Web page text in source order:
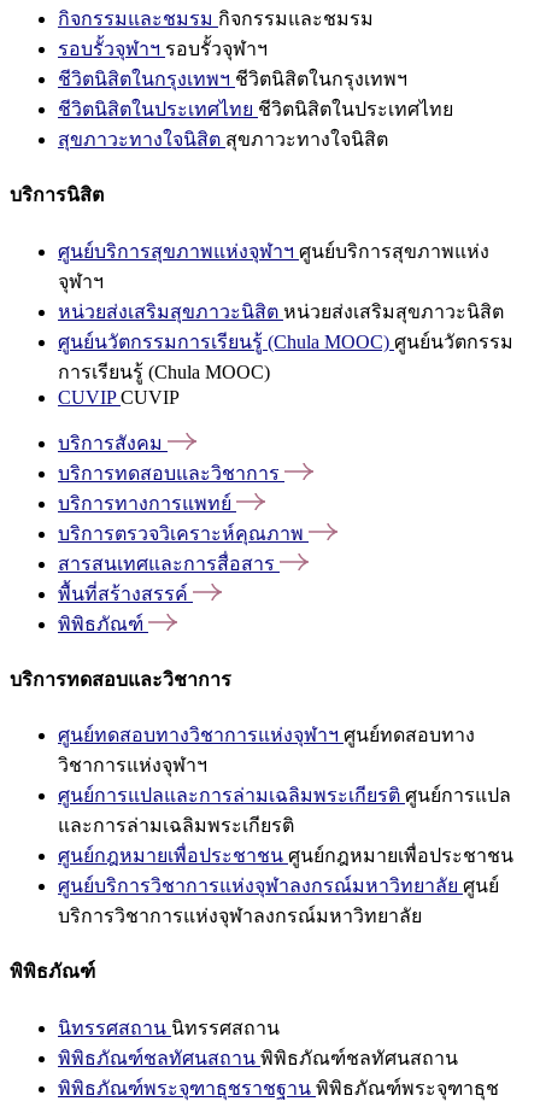
กิจกรรมและชมรม กิจกรรมและชมรม
รอบรั้วจุฬาฯ รอบรั้วจุฬาฯ
ชีวิตนิสิตในกรุงเทพฯ ชีวิตนิสิตในกรุงเทพฯ
ชีวิตนิสิตในประเทศไทย ชีวิตนิสิตในประเทศไทย
สุขภาวะทางใจนิสิต สุขภาวะทางใจนิสิต
บริการนิสิต
ศูนย์บริการสุขภาพแห่งจุฬาฯ ศูนย์บริการสุขภาพแห่ง
จุฬาฯ
หน่วยส่งเสริมสุขภาวะนิสิต หน่วยส่งเสริมสุขภาวะนิสิต
ศูนย์นวัตกรรมการเรียนรู้ (Chula MOOC) ศูนย์นวัตกรรม
การเรียนรู้ (Chula MOOC)
CUVIPCUVIP
บริการสังคม
บริการทดสอบและวิชาการ
บริการทางการแพทย์
บริการตรวจวิเคราะห์คุณภาพ
สารสนเทศและการสื่อสาร
พื้นที่สร้างสรรค์
พิพิธภัณฑ์
บริการทดสอบและวิชาการ
ศูนย์ทดสอบทางวิชาการแห่งจุฬาฯ ศูนย์ทดสอบทาง
วิชาการแห่งจุฬาฯ
ศูนย์การแปลและการล่ามเฉลิมพระเกียรติ ศูนย์การแปล
และการล่ามเฉลิมพระเกียรติ
ศูนย์กฎหมายเพื่อประชาชน ศูนย์กฎหมายเพื่อประชาชน
ศูนย์บริการวิชาการแห่งจุฬาลงกรณ์มหาวิทยาลัย ศูนย์
บริการวิชาการแห่งจุฬาลงกรณ์มหาวิทยาลัย
พิพิธภัณฑ์
นิทรรศสถาน นิทรรศสถาน
พิพิธภัณฑ์ชลทัศนสถาน พิพิธภัณฑ์ชลทัศนสถาน
พิพิธภัณฑ์พระจุฑาธุชราชฐาน พิพิธภัณฑ์พระจุฑาธุช